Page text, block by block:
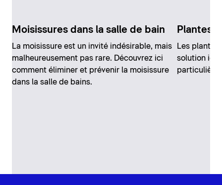
Moisissures dans la salle de bain
La moisissure est un invité indésirable, mais
malheureusement pas rare. Découvrez ici
comment éliminer et prévenir la moisissure
dans la salle de bains.
Plantes
Les plantes
solution